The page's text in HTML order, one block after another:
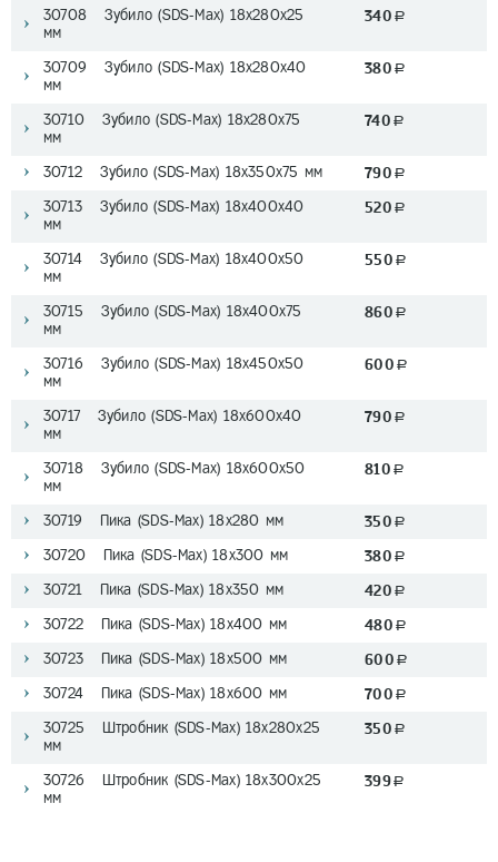
30708 Зубило (SDS-Мах) 18х280х25
мм
340 a
30709 Зубило (SDS-Мах) 18х280х40
мм
380 a
30710 Зубило (SDS-Мах) 18х280х75
мм
740 a
30712 Зубило (SDS-Мах) 18х350х75 мм 790 a
30713 Зубило (SDS-Мах) 18х400х40
мм
520 a
30714 Зубило (SDS-Мах) 18х400х50
мм
550 a
30715 Зубило (SDS-Мах) 18х400х75
мм
860 a
30716 Зубило (SDS-Мах) 18х450х50
мм
600 a
30717 Зубило (SDS-Мах) 18х600х40
мм
790 a
30718 Зубило (SDS-Мах) 18х600х50
мм
810 a
30719 Пика (SDS-Мах) 18х280 мм 350 a
30720 Пика (SDS-Мах) 18х300 мм 380 a
30721 Пика (SDS-Мах) 18х350 мм 420 a
30722 Пика (SDS-Мах) 18х400 мм 480 a
30723 Пика (SDS-Мах) 18х500 мм 600 a
30724 Пика (SDS-Мах) 18х600 мм 700 a
30725 Штробник (SDS-Мах) 18х280х25
мм
350 a
30726 Штробник (SDS-Мах) 18х300х25
мм
399a